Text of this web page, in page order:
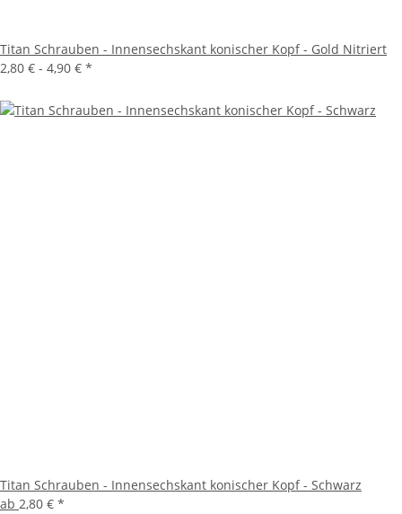
Titan Schrauben - Innensechskant konischer Kopf - Gold Nitriert
2,80 € - 4,90 € *
Titan Schrauben - Innensechskant konischer Kopf - Schwarz
ab 2,80 € *